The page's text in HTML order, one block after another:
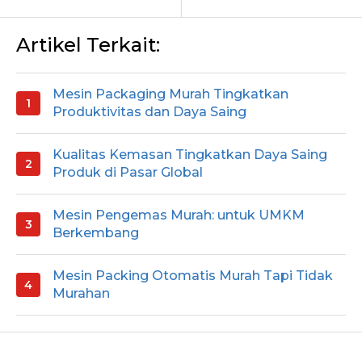
Artikel Terkait:
Mesin Packaging Murah Tingkatkan
Produktivitas dan Daya Saing
Kualitas Kemasan Tingkatkan Daya Saing
Produk di Pasar Global
Mesin Pengemas Murah: untuk UMKM
Berkembang
Mesin Packing Otomatis Murah Tapi Tidak
Murahan